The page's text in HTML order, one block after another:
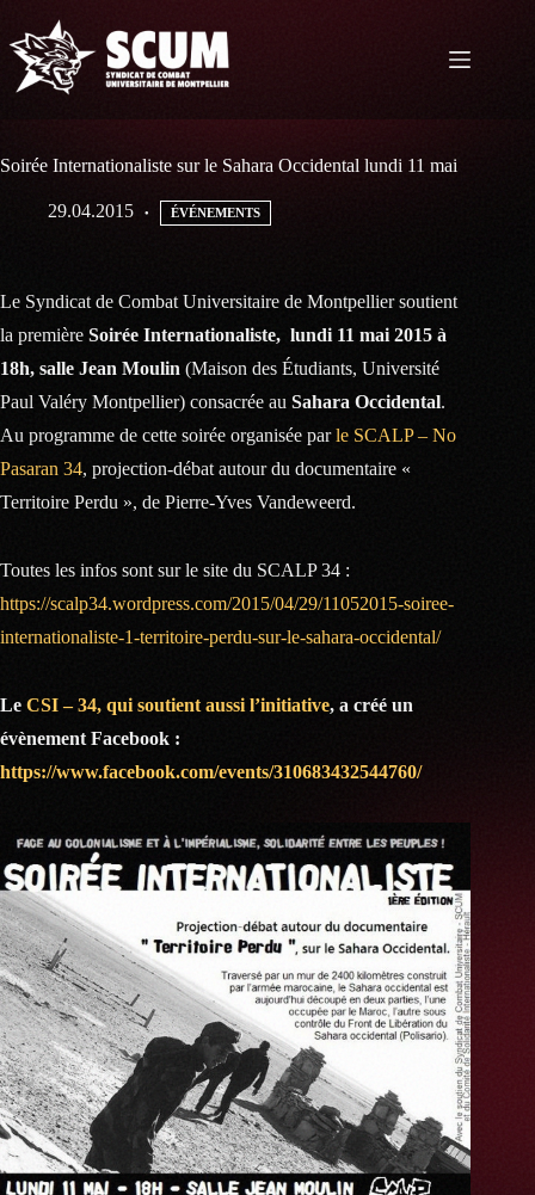
contenu
Soirée Internationaliste sur le Sahara Occidental lundi 11 mai
29.04.2015 ÉVÉNEMENTS
Le Syndicat de Combat Universitaire de Montpellier soutient
la première Soirée Internationaliste, lundi 11 mai 2015 à
18h, salle Jean Moulin (Maison des Étudiants, Université
Paul Valéry Montpellier) consacrée au Sahara Occidental.
Au programme de cette soirée organisée parle SCALP – No
Pasaran 34, projection-débat autour du documentaire «
Territoire Perdu », de Pierre-Yves Vandeweerd.
Toutes les infos sont sur le site du SCALP 34 :
https://scalp34.wordpress.com/2015/04/29/11052015-soiree-
internationaliste-1-territoire-perdu-sur-le-sahara-occidental/
Le CSI – 34, qui soutient aussi l’initiative, a créé un
évènement Facebook :
https://www.facebook.com/events/310683432544760/